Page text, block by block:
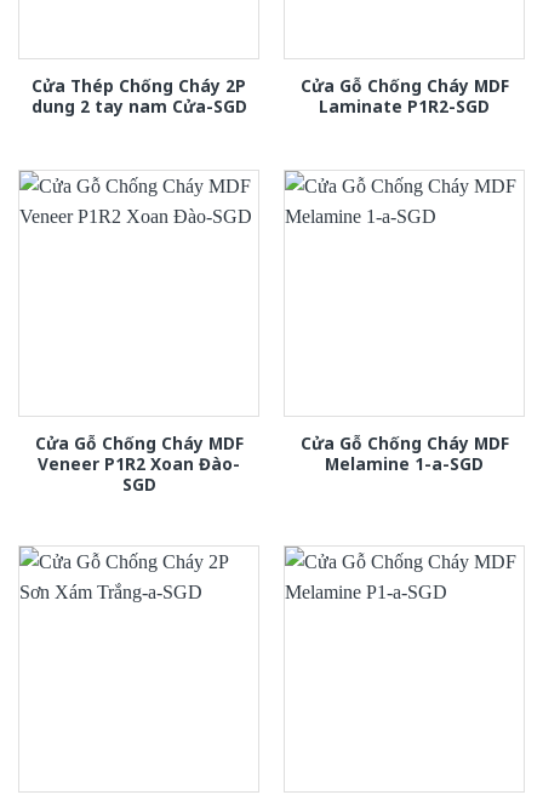
Cửa Thép Chống Cháy 2P
dung 2 tay nam Cửa-SGD
Cửa Gỗ Chống Cháy MDF
Laminate P1R2-SGD
Cửa Gỗ Chống Cháy MDF
Veneer P1R2 Xoan Đào-
SGD
Cửa Gỗ Chống Cháy MDF
Melamine 1-a-SGD